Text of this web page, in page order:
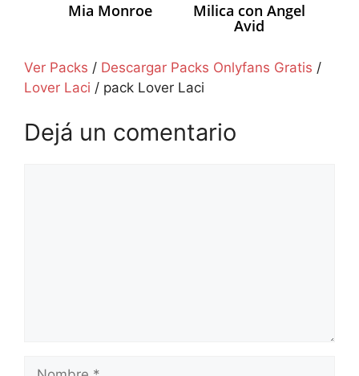
Mia Monroe Milica con Angel
Avid
Ver Packs / Descargar Packs Onlyfans Gratis /
Lover Laci / pack Lover Laci
Dejá un comentario